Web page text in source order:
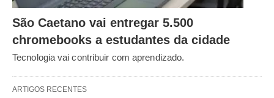
São Caetano vai entregar 5.500
chromebooks a estudantes da cidade
Tecnologia vai contribuir com aprendizado.
ARTIGOS RECENTES